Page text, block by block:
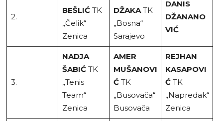
2.
BEŠLIĆTK
„Čelik“
Zenica
DŽAKATK
„Bosna“
Sarajevo
DANIS
DŽANANO
VIĆ
3.
NADJA
ŠABIĆTK
„Tenis
Team“
Zenica
AMER
MUŠANOVI
ĆTK
„Busovača“
Busovača
REJHAN
KASAPOVI
ĆTK
„Napredak“
Zenica